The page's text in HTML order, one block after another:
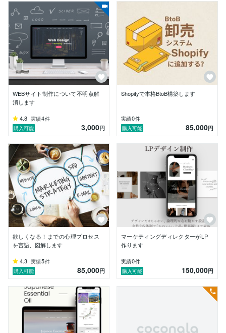
【得意分野】
・マーケティングのことも考えた、デザイン性のあるE
Cサイトのデザイン・構築（Shopify）
・訴求性のあるデザイン画像の作成
・マーケティングディレクターとして培った市場分析、
競合分析、サイト分析
・マーケティング戦略立案のためのペルソナ、コミュニ
ケーションフローの整理（相談しつつ一緒に対応しま
す）
etc.
現在旅をしながらお仕事をさせていただいておりますた
め、電波の通じない場所にいる可能性や長期でお休みを
らせていただけますと幸いです。
お気軽にメッセージにてご相談ください♪
WEBサイト制作について不明点解
消します
4.8 実績4件
購入可能
3,000円
Shopifyで本格BtoB構築します
実績0件
購入可能
85,000円
欲しくなる！までの心理プロセス
を言語、図解します
4.3 実績5件
購入可能
85,000円
マーケティングディレクターがLP
作ります
実績0件
購入可能
150,000円